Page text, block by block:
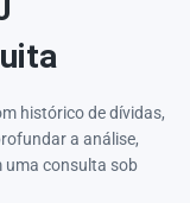
histórico de dívidas,
a análise,
uma consulta sob